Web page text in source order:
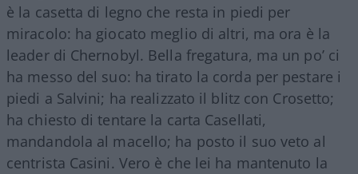
è la casetta di legno che resta in piedi per
miracolo: ha giocato meglio di altri, ma ora è la
leader di Chernobyl. Bella fregatura, ma un po’ ci
ha messo del suo: ha tirato la corda per pestare i
piedi a Salvini; ha realizzato il blitz con Crosetto;
ha chiesto di tentare la carta Casellati,
mandandola al macello; ha posto il suo veto al
centrista Casini. Vero è che lei ha mantenuto la